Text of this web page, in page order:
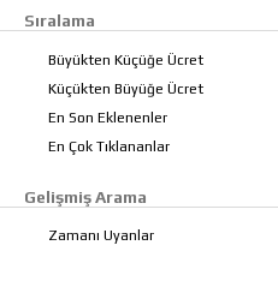
Sıralama
Büyükten Küçüğe Ücret
Küçükten Büyüğe Ücret
En Son Eklenenler
En Çok Tıklananlar
Gelişmiş Arama
Zamanı Uyanlar